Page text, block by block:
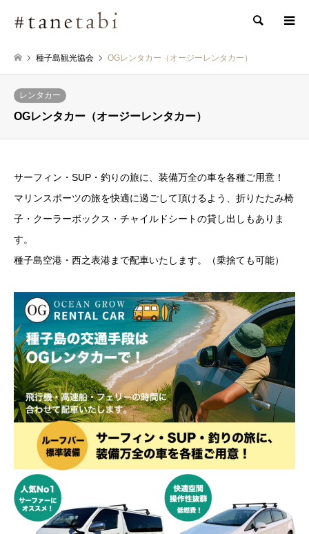
検索
種子島観光協会 OGレンタカー（オージーレンタカー）
レンタカー
OGレンタカー（オージーレンタカー）
サーフィン・SUP・釣りの旅に、装備万全の車を各種ご用意！
マリンスポーツの旅を快適に過ごして頂けるよう、折りたたみ椅
子・クーラーボックス・チャイルドシートの貸し出しもありま
す。
種子島空港・西之表港まで配車いたします。（乗捨ても可能）